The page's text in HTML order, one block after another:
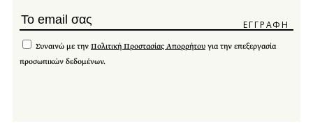
Συναινώ με την Πολιτική Προστασίας Απορρήτου για την επεξεργασία
προσωπικών δεδομένων.